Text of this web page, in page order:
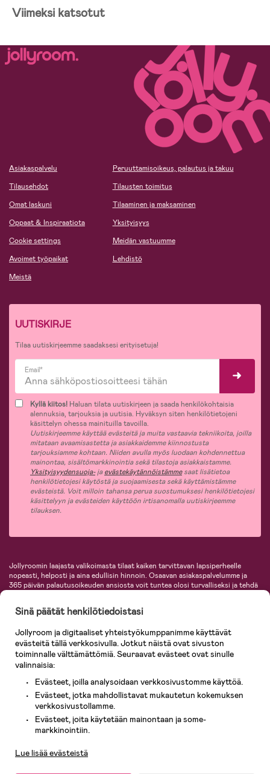
Viimeksi katsotut
Asiakaspalvelu
Tilausehdot
Omat laskuni
Oppaat & Inspiraatiota
Cookie settings
Avoimet työpaikat
Meistä
Peruuttamisoikeus, palautus ja takuu
Tilausten toimitus
Tilaaminen ja maksaminen
Yksityisyys
Meidän vastuumme
Lehdistö
UUTISKIRJE
Tilaa uutiskirjeemme saadaksesi erityisetuja!
Email*
Kyllä kiitos! Haluan tilata uutiskirjeen ja saada henkilökohtaisia
alennuksia, tarjouksia ja uutisia. Hyväksyn siten henkilötietojeni
käsittelyn ohessa mainituilla tavoilla.
Uutiskirjeemme käyttää evästeitä ja muita vastaavia tekniikoita, joilla
mitataan avaamisastetta ja asiakkaidemme kiinnostusta
tarjouksiamme kohtaan. Niiden avulla myös luodaan kohdennettua
mainontaa, sisältömarkkinointia sekä tilastoja asiakkaistamme.
Yksityisyydensuoja-jaevästekäytännöistämmesaat lisätietoa
henkilötietojesi käytöstä ja suojaamisesta sekä käyttämistämme
evästeistä. Voit milloin tahansa perua suostumuksesi henkilötietojesi
käsittelyyn ja evästeiden käyttöön irtisanomalla uutiskirjeemme
tilauksen.
Jollyroomin laajasta valikoimasta tilaat kaiken tarvittavan lapsiperheelle
nopeasti, helposti ja aina edullisin hinnoin. Osaavan asiakaspalvelumme ja
365 päivän palautusoikeuden ansiosta voit tuntea olosi turvalliseksi ja tehdä
lastentarvikkeita sekä paljon muuta. Meiltä löydät lukuisia tunnettuja
KidKraft, Ergobaby, Philips Avent, Neonate, Cybex, LEGO ja monia muita!
Tervetuloa shoppailemaan Pohjoismaiden suurimpaan lastentarvikkeiden
verkkokauppaan!
Sinä päätät henkilötiedoistasi
Jollyroom ja digitaaliset yhteistyökumppanimme käyttävät
evästeitä tällä verkkosivulla. Jotkut näistä ovat sivuston
toiminnalle välttämättömiä. Seuraavat evästeet ovat sinulle
valinnaisia:
Evästeet, joilla analysoidaan verkkosivustomme käyttöä.
Evästeet, jotka mahdollistavat mukautetun kokemuksen
verkkosivustollamme.
Evästeet, joita käytetään mainontaan ja some-
markkinointiin.
Lue lisää evästeistä